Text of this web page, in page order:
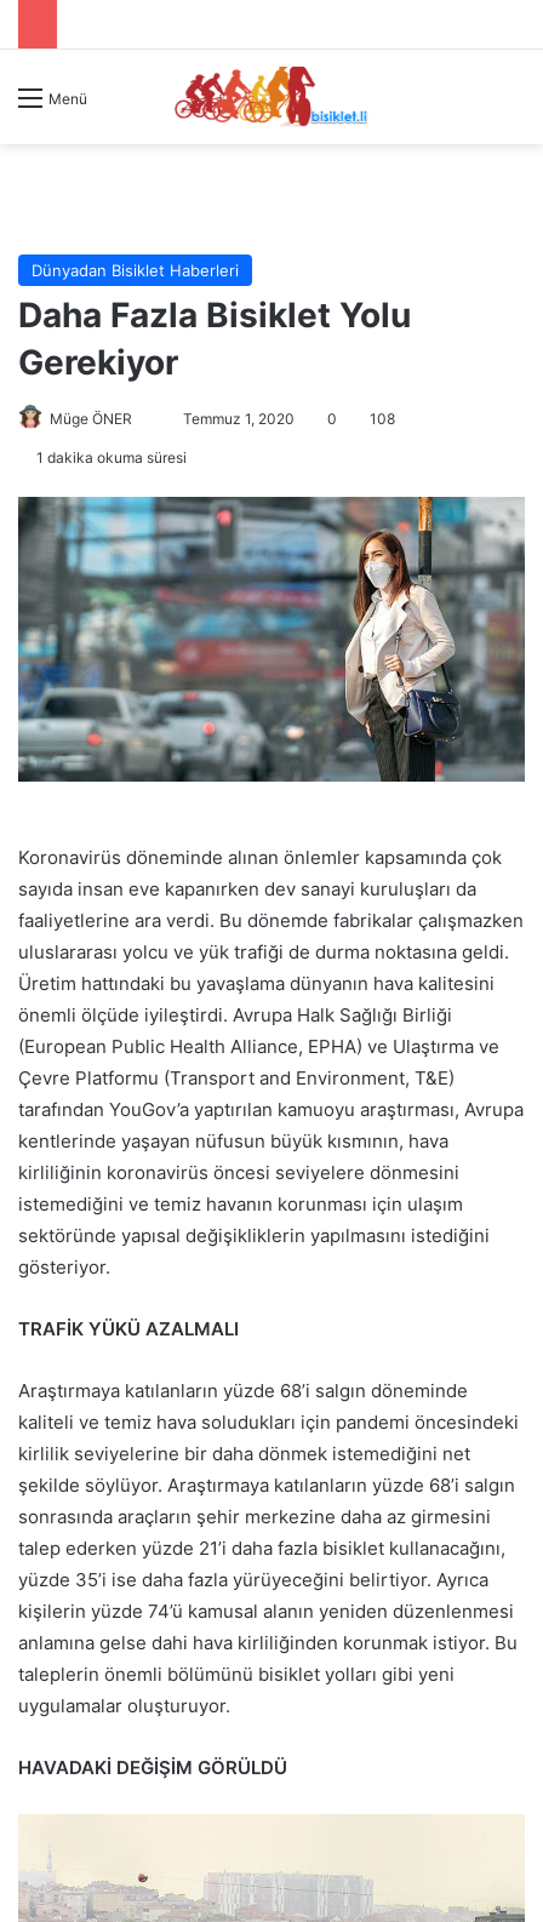
Menü
Dünyadan Bisiklet Haberleri
Daha Fazla Bisiklet Yolu
Gerekiyor
Müge ÖNER
e
-
o
s
t
g
ö
n
r
m
e
Temmuz 1, 2020 0 108
1 dakika okuma süresi
Koronavirüs döneminde alınan önlemler kapsamında çok
sayıda insan eve kapanırken dev sanayi kuruluşları da
faaliyetlerine ara verdi. Bu dönemde fabrikalar çalışmazken
uluslararası yolcu ve yük trafiği de durma noktasına geldi.
Üretim hattındaki bu yavaşlama dünyanın hava kalitesini
önemli ölçüde iyileştirdi. Avrupa Halk Sağlığı Birliği
(European Public Health Alliance, EPHA) ve Ulaştırma ve
Çevre Platformu (Transport and Environment, T&E)
tarafından YouGov’a yaptırılan kamuoyu araştırması, Avrupa
kentlerinde yaşayan nüfusun büyük kısmının, hava
kirliliğinin koronavirüs öncesi seviyelere dönmesini
istemediğini ve temiz havanın korunması için ulaşım
sektöründe yapısal değişikliklerin yapılmasını istediğini
gösteriyor.
TRAFİK YÜKÜ AZALMALI
Araştırmaya katılanların yüzde 68’i salgın döneminde
kaliteli ve temiz hava soludukları için pandemi öncesindeki
kirlilik seviyelerine bir daha dönmek istemediğini net
şekilde söylüyor. Araştırmaya katılanların yüzde 68’i salgın
sonrasında araçların şehir merkezine daha az girmesini
talep ederken yüzde 21’i daha fazla bisiklet kullanacağını,
yüzde 35’i ise daha fazla yürüyeceğini belirtiyor. Ayrıca
kişilerin yüzde 74’ü kamusal alanın yeniden düzenlenmesi
anlamına gelse dahi hava kirliliğinden korunmak istiyor. Bu
taleplerin önemli bölümünü bisiklet yolları gibi yeni
uygulamalar oluşturuyor.
HAVADAKİ DEĞİŞİM GÖRÜLDÜ